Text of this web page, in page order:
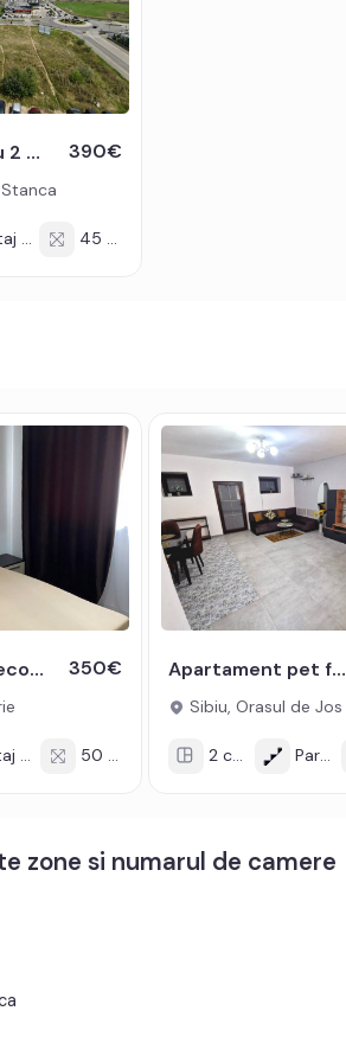
+ o luna garantie.
P24221
Apartament cu 2 camere de inchiriat in zona Doamna Stanca - Sibiu 390€
7/9 45 mp
Apartament decomandat 2 camere 50 mpu si balcon 3 mp de inchiriat 350€
8 50 mp
Apartament pet friendly cu 2 camere in zona Orasul de Jos din Sibiu
Sibiu, Orasul de Jos
2 cam Parter
zone si numarul de camere